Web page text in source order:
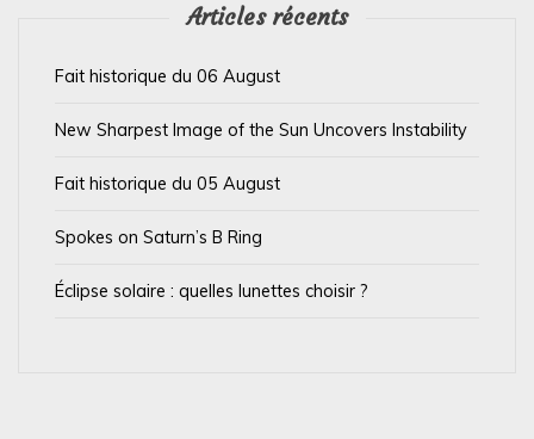
Articles récents
Fait historique du 06 August
New Sharpest Image of the Sun Uncovers Instability
Fait historique du 05 August
Spokes on Saturn’s B Ring
Éclipse solaire : quelles lunettes choisir ?